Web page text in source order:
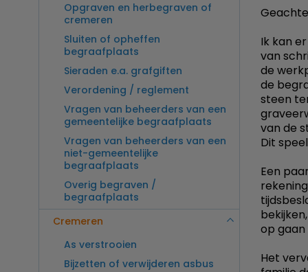
Opgraven en herbegraven of
cremeren
Sluiten of opheffen
begraafplaats
Sieraden e.a. grafgiften
Verordening / reglement
Vragen van beheerders van een
gemeentelijke begraafplaats
Vragen van beheerders van een
niet-gemeentelijke
begraafplaats
Overig begraven /
begraafplaats
Cremeren
As verstrooien
Bijzetten of verwijderen asbus
Ik kan
van
de
de
steen
van de
Dit
Een
op
Het